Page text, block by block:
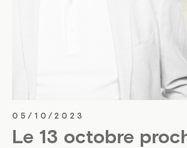
05/10/2023
Le 13 octobre